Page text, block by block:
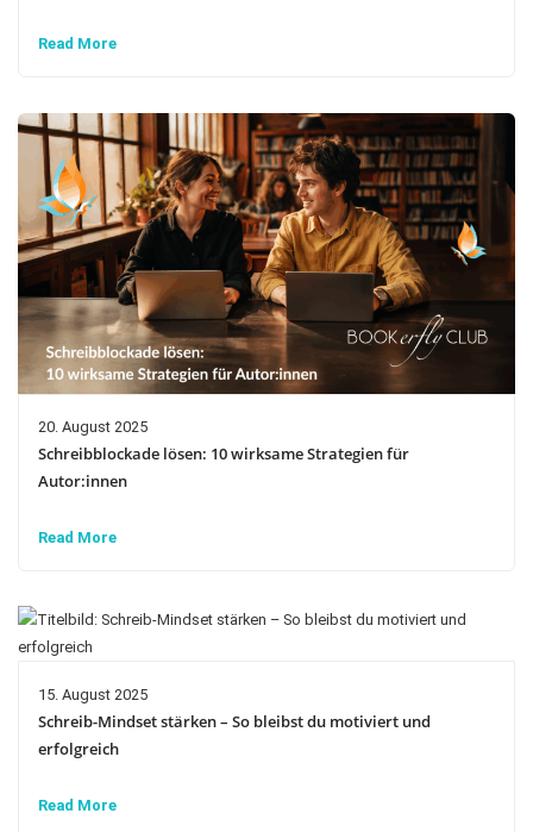
Read More
20. August 2025
Schreibblockade lösen: 10 wirksame Strategien für
Autor:innen
Read More
15. August 2025
Schreib-Mindset stärken – So bleibst du motiviert und
erfolgreich
Read More